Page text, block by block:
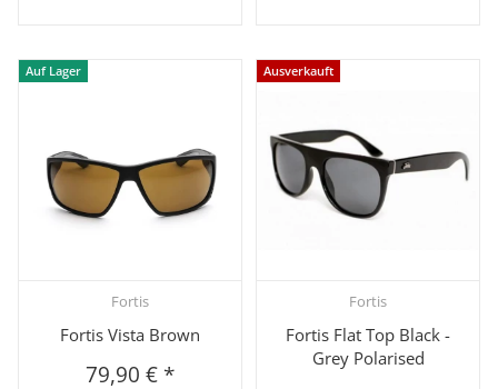
Auf Lager
Fortis
Fortis Vista Brown
79,90 € *
Ausverkauft
Fortis
Fortis Flat Top Black -
Grey Polarised